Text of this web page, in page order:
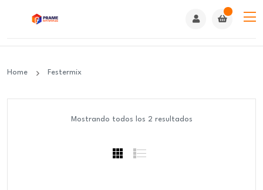
Home Festermix
Mostrando todos los 2 resultados